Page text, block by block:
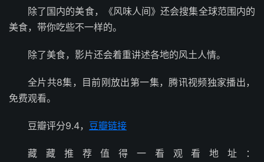
除了国内的美食，《风味人间》还会搜集全球范围内的
美食，带你吃些不一样的。
除了美食，影片还会着重讲述各地的风土人情。
全片共8集，目前刚放出第一集，腾讯视频独家播出，
免费观看。
豆瓣评分9.4， 豆瓣链接
藏藏推荐值得一看观看地址：